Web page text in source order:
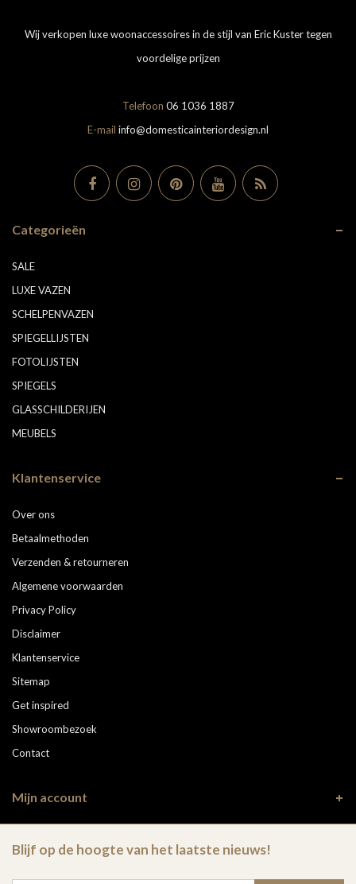
Wij verkopen luxe woonaccessoires in de stijl van Eric Kuster tegen
voordelige prijzen
Telefoon 06 1036 1887
E-mail info@domesticainteriordesign.nl
Categorieën
SALE
LUXE VAZEN
SCHELPENVAZEN
SPIEGELLIJSTEN
FOTOLIJSTEN
SPIEGELS
GLASSCHILDERIJEN
MEUBELS
Klantenservice
Over ons
Betaalmethoden
Verzenden & retourneren
Algemene voorwaarden
Privacy Policy
Disclaimer
Klantenservice
Sitemap
Get inspired
Showroombezoek
Contact
Mijn account
Blijf op de hoogte van het laatste nieuws!